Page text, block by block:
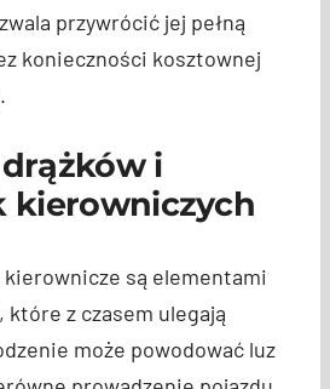
przywrócić jej pełną
konieczności kosztownej
i
kierowniczych
są elementami
które z czasem ulegają
może powodować luz